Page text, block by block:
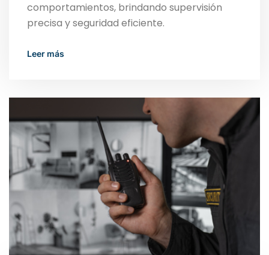
comportamientos, brindando supervisión
precisa y seguridad eficiente.
Read More